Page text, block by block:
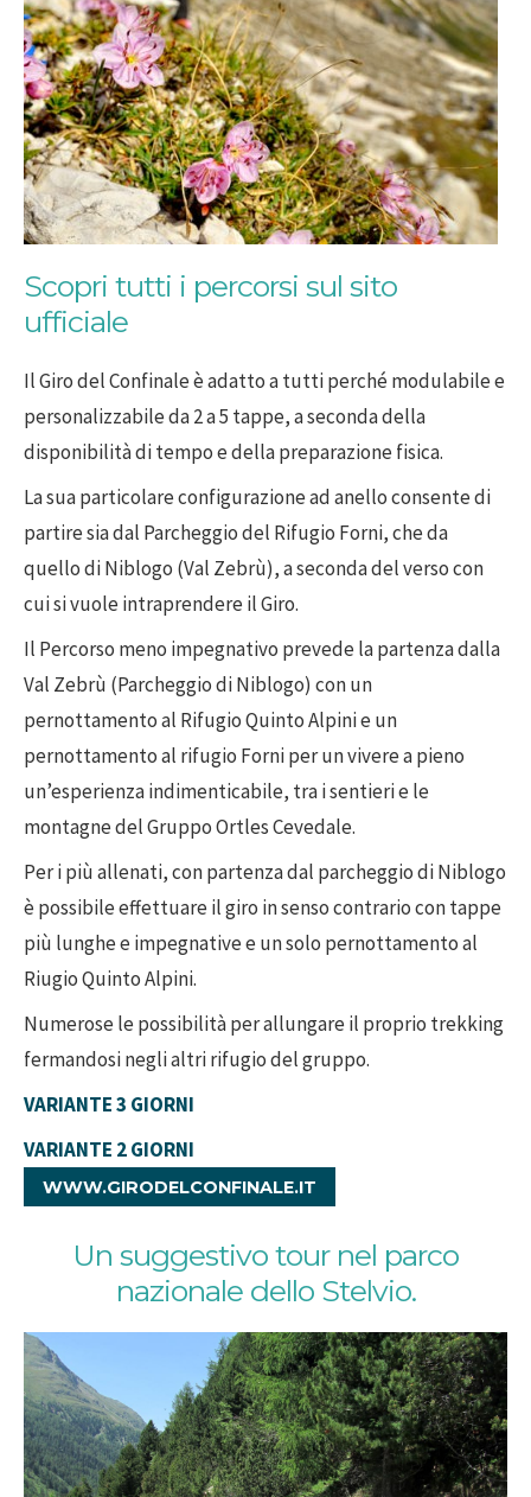
Scopri tutti i percorsi sul sito
ufficiale
Il Giro del Confinale è adatto a tutti perché modulabile e
personalizzabile da 2 a 5 tappe, a seconda della
disponibilità di tempo e della preparazione fisica.
La sua particolare configurazione ad anello consente di
partire sia dal Parcheggio del Rifugio Forni, che da
quello di Niblogo (Val Zebrù), a seconda del verso con
cui si vuole intraprendere il Giro.
Il Percorso meno impegnativo prevede la partenza dalla
Val Zebrù (Parcheggio di Niblogo) con un
pernottamento al Rifugio Quinto Alpini e un
pernottamento al rifugio Forni per un vivere a pieno
un’esperienza indimenticabile, tra i sentieri e le
montagne del Gruppo Ortles Cevedale.
Per i più allenati, con partenza dal parcheggio di Niblogo
è possibile effettuare il giro in senso contrario con tappe
più lunghe e impegnative e un solo pernottamento al
Riugio Quinto Alpini.
Numerose le possibilità per allungare il proprio trekking
fermandosi negli altri rifugio del gruppo.
VARIANTE 3 GIORNI
VARIANTE 2 GIORNI
WWW.GIRODELCONFINALE.IT
Un suggestivo tour nel parco
nazionale dello Stelvio.